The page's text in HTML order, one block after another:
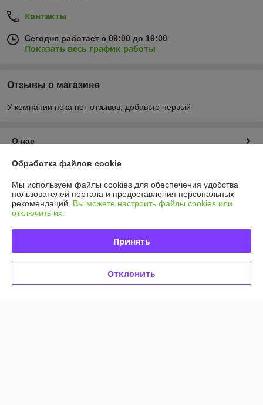
Контакты
Сегодня работает с 09:00 до 19:00
Показать весь график работы
Отзывы о магазине
У компании пока нет отзывов, добавьте первый
О нас
Контакты
Доставка и оплата
Полная версия сайта
Политика обработки cookies
Обработка файлов cookie
Мы используем файлы cookies для обеспечения удобства
пользователей портала и предоставления персональных
рекомендаций. Вы можете настроить файлы cookies или
отключить их.
Принять
Отклонить